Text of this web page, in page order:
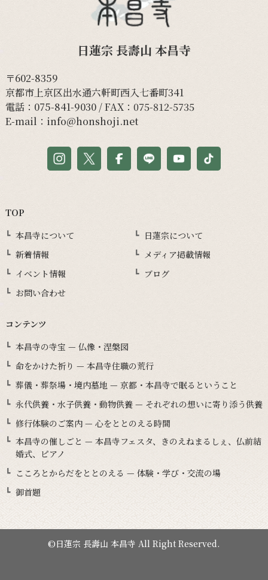
日蓮宗 長壽山 本昌寺
〒602-8359
京都市上京区出水通六軒町西入七番町341
電話： 075-841-9030/ FAX：075-812-5735
E-mail： info@honshoji.net
TOP
本昌寺について
日蓮宗について
新着情報
メディア掲載情報
イベント情報
ブログ
お問い合わせ
コンテンツ
本昌寺の寺宝 — 仏像・涅槃図
命をかけた祈り — 本昌寺住職の荒行
葬儀・葬祭場・境内墓地 — 京都・本昌寺で眠るということ
永代供養・水子供養・動物供養 — それぞれの想いに寄り添う供養
修行体験のご案内 — 心をととのえる時間
本昌寺の催しごと — 本昌寺フェスタ、きのえねまるしぇ、仏前結
婚式、ピアノ
こころとからだをととのえる — 体験・学び・交流の場
御首題
©日蓮宗 長壽山 本昌寺 All Right Reserved.